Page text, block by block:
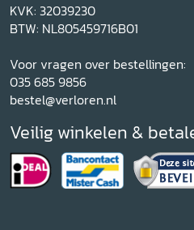
KVK: 32039230
BTW: NL805459716B01
Voor vragen over bestellingen:
035 685 9856
bestel@verloren.nl
Veilig winkelen &